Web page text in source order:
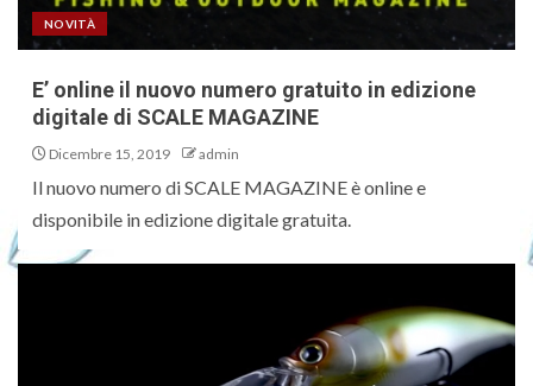
NOVITÀ
E’ online il nuovo numero gratuito in edizione
digitale di SCALE MAGAZINE
Dicembre 15, 2019 admin
Il nuovo numero di SCALE MAGAZINE è online e
disponibile in edizione digitale gratuita.